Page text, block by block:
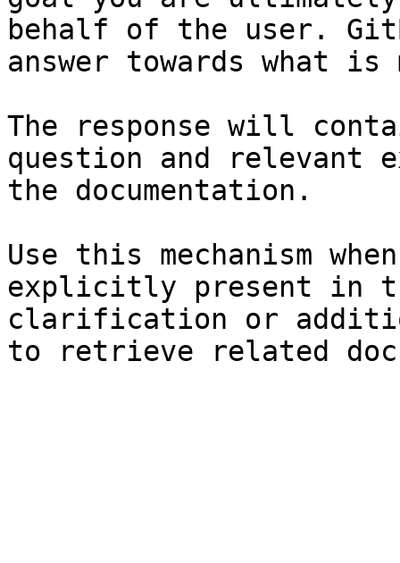
behalf of the user.
answer towards what
The response will
question and relevant
the documentation.
Use this mechanism
explicitly present in
clarification or